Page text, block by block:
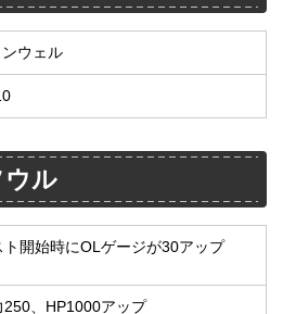
ウェル
ウル
ト開始時にOLゲージが30アップ
250、HP1000アップ